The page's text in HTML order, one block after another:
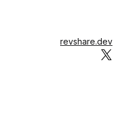
revshare.dev